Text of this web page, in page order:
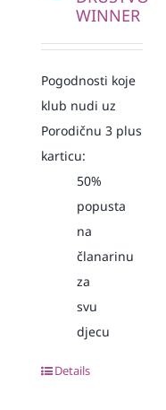
WINNER
Pogodnosti koje
klub nudi uz
Porodičnu 3 plus
karticu:
50%
popusta
na
članarinu
za
svu
djecu
Details